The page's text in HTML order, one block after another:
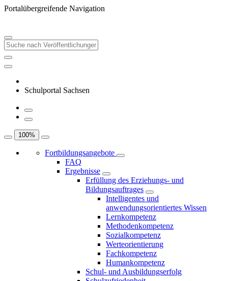
Portalübergreifende Navigation
Schulportal Sachsen
100%
Fortbildungsangebote
FAQ
Ergebnisse
Erfüllung des Erziehungs- und
Bildungsauftrages
Intelligentes und
anwendungsorientiertes Wissen
Lernkompetenz
Methodenkompetenz
Sozialkompetenz
Werteorientierung
Fachkompetenz
Humankompetenz
Schul- und Ausbildungserfolg